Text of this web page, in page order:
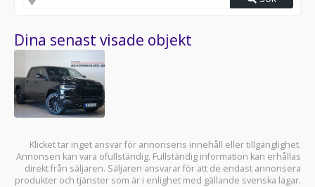
Dina senast visade objekt
Klicket tar inget ansvar för annonsens innehåll eller tillgänglighet.
Annonsen kan vara ofullständig. Fullständig information kan erhållas
direkt från säljaren. Säljaren ansvarar för att de endast annonsera
produkter och tjänster som är i enlighet med gällande svenska lagar.